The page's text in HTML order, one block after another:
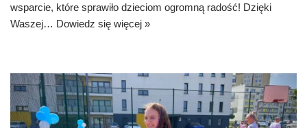
wsparcie, które sprawiło dzieciom ogromną radość! Dzięki
Waszej… Dowiedz się więcej »